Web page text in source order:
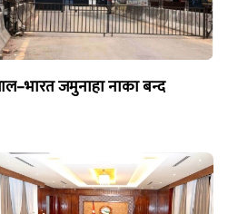
जमुनाहा नाका बन्द